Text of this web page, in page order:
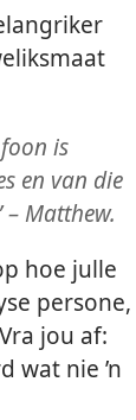
is
en van die
– Matthew.
hoe julle
persone,
jou af:
wat nie ’n